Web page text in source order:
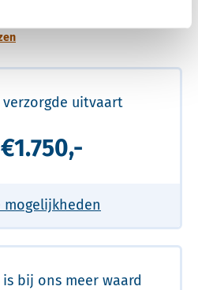
verzorgde uitvaart
€1.750,-
mogelijkheden
bij ons meer waard